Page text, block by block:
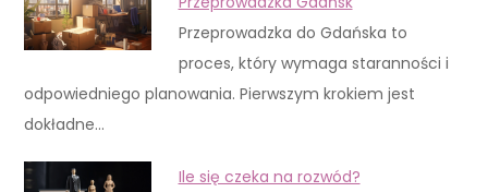
Przeprowadzka do Gdańska to
proces, który wymaga staranności i
odpowiedniego planowania. Pierwszym krokiem jest
dokładne…
Ile się czeka na rozwód?